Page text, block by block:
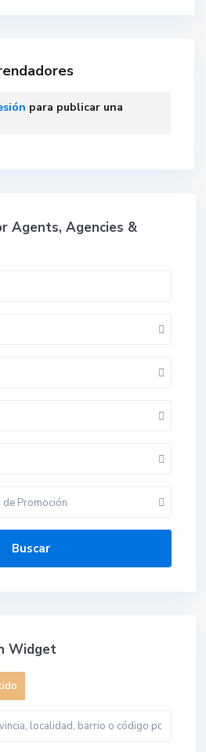
para publicar una
Agents, Agencies &
de Promoción
Buscar
Widget